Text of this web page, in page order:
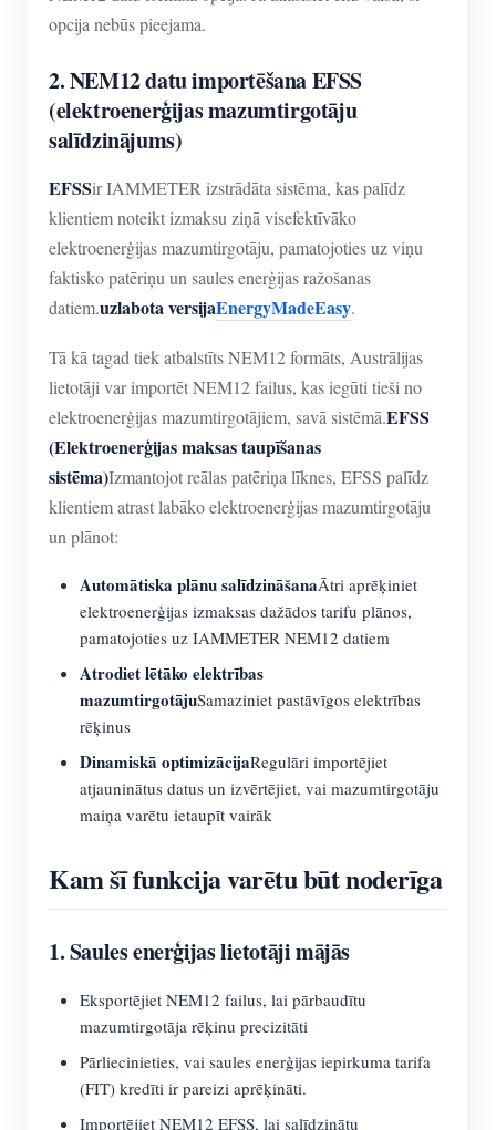
opcija nebūs pieejama.
2. NEM12 datu importēšana EFSS
(elektroenerģijas mazumtirgotāju
salīdzinājums)
EFSSir IAMMETER izstrādāta sistēma, kas palīdz
klientiem noteikt izmaksu ziņā visefektīvāko
elektroenerģijas mazumtirgotāju, pamatojoties uz viņu
faktisko patēriņu un saules enerģijas ražošanas
datiem.uzlabota versijaEnergyMadeEasy.
Tā kā tagad tiek atbalstīts NEM12 formāts, Austrālijas
lietotāji var importēt NEM12 failus, kas iegūti tieši no
elektroenerģijas mazumtirgotājiem, savā sistēmā.EFSS
(Elektroenerģijas maksas taupīšanas
sistēma)Izmantojot reālas patēriņa līknes, EFSS palīdz
klientiem atrast labāko elektroenerģijas mazumtirgotāju
un plānot:
Automātiska plānu salīdzināšanaĀtri aprēķiniet
elektroenerģijas izmaksas dažādos tarifu plānos,
pamatojoties uz IAMMETER NEM12 datiem
Atrodiet lētāko elektrības
mazumtirgotājuSamaziniet pastāvīgos elektrības
rēķinus
Dinamiskā optimizācijaRegulāri importējiet
atjauninātus datus un izvērtējiet, vai mazumtirgotāju
maiņa varētu ietaupīt vairāk
Kam šī funkcija varētu būt noderīga
1. Saules enerģijas lietotāji mājās
Eksportējiet NEM12 failus, lai pārbaudītu
mazumtirgotāja rēķinu precizitāti
Pārliecinieties, vai saules enerģijas iepirkuma tarifa
(FIT) kredīti ir pareizi aprēķināti.
Importējiet NEM12 EFSS, lai salīdzinātu